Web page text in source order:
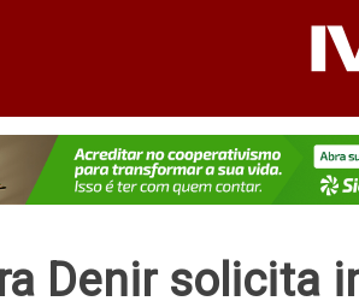
Denir solicita